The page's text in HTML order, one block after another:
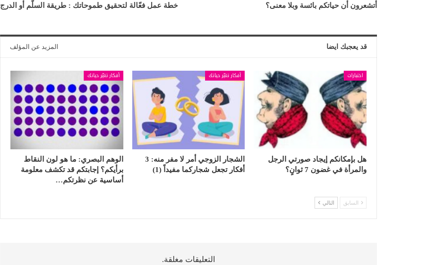
أتشعرون أن حياتكم بائسة وبلا معنى؟ خطة عمل فعّالة لتحقيق طموحاتك : طريقة السلّم أو الدرج
قد يعجبك ايضا المزيد عن المؤلف
اختبارات
هل بإمكانكم إيجاد صورتي الرجل
والمرأة في غضون 7 ثوانٍ؟
أفكار تغيّر حياتك
الشجار الزوجي أمر لا مفر منه: 3
أفكار تجعل شجاركما مفيداً (1)
أفكار تغيّر حياتك
الوهم البصري: ما هو لون النقاط
برأيكم؟ إجابتكم قد تكشف معلومة
أساسية عن نظرتكم…
السابق التالي
التعليقات مغلقة.